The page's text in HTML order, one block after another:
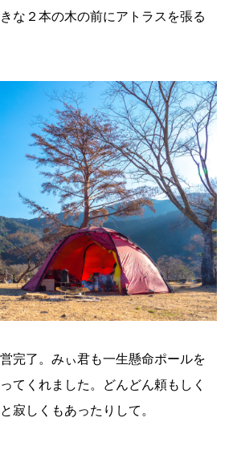
な２本の木の前にアトラスを張る
完了。みぃ君も一生懸命ポールを
てくれました。どんどん頼もしく
寂しくもあったりして。